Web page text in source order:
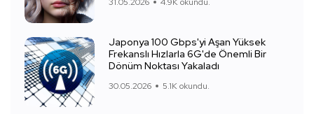
Japonya 100 Gbps'yi Aşan Yüksek
Frekanslı Hızlarla 6G'de Önemli Bir
Dönüm Noktası Yakaladı
30.05.2026 5.1K okundu.